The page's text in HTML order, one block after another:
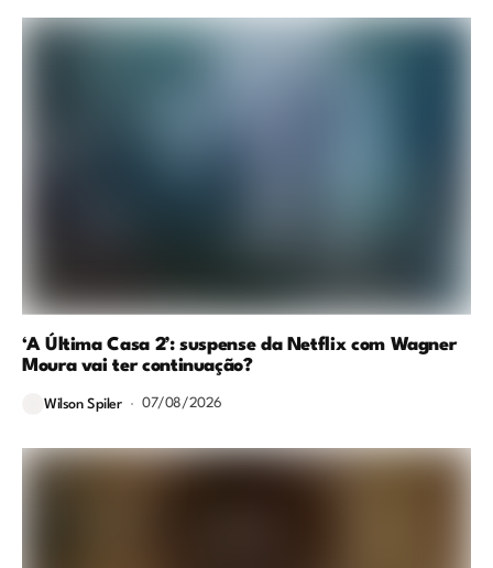
‘A Última Casa 2’: suspense da Netflix com Wagner
Moura vai ter continuação?
Wilson Spiler 07/08/2026